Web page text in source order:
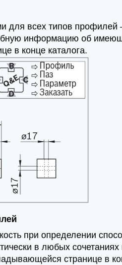
для всех типов профилей
информацию об
в конце каталога.
при определении
в любых
странице в